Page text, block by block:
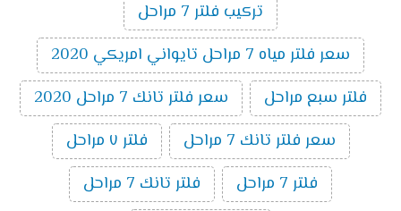
تركيب فلتر 7 مراحل
سعر فلتر مياه 7 مراحل تايواني امريكي 2020
فلتر سبع مراحل
سعر فلتر تانك 7 مراحل 2020
سعر فلتر تانك 7 مراحل
فلتر ٧ مراحل
فلتر 7 مراحل
فلتر تانك 7 مراحل